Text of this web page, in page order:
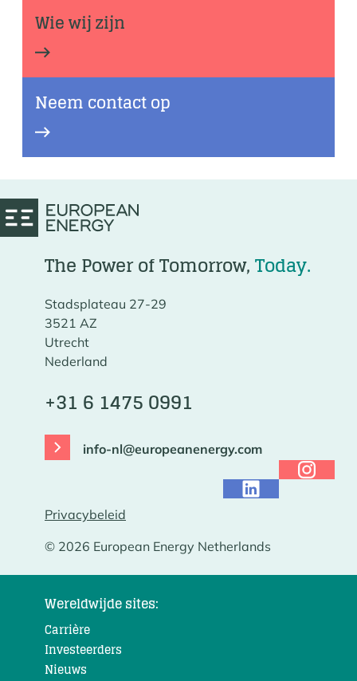
Wie wij zijn
Wie wij zijn
Neem contact op
Neem contact op
The Power of Tomorrow,Today.
Stadsplateau 27-29
3521 AZ
Utrecht
Nederland
+31 6 1475 0991
info-nl@europeanenergy.com
© 2026 European Energy Netherlands
Privacybeleid
Wereldwijde sites:
Carrière
Investeerders
Nieuws